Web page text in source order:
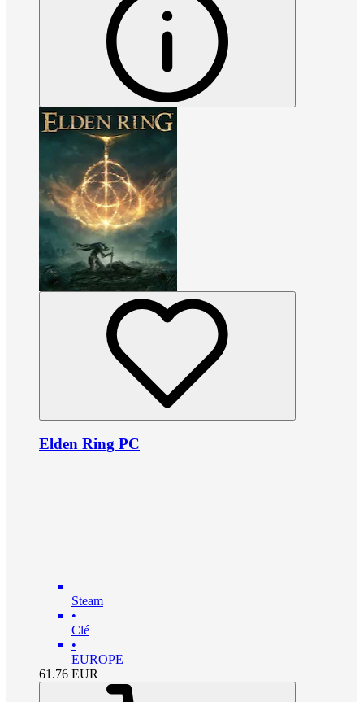
Elden Ring PC
Steam
•
Clé
•
EUROPE
61.76 EUR